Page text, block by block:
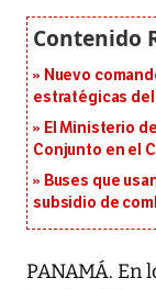
Nuevo
estratégicas del
El Ministerio
Conjunto en el
Buses que
subsidio de
PANAMÁ. En